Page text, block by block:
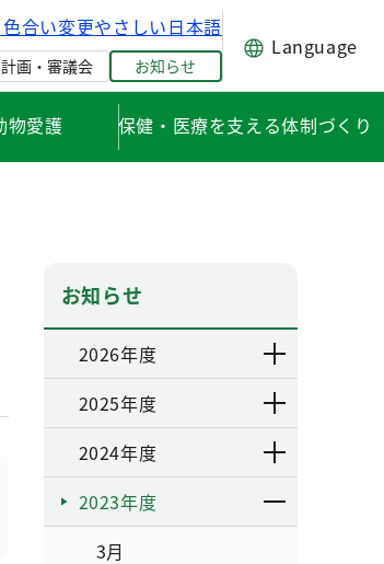
合い変更やさしい日本語
計画・審議会 お知らせ
Language
物愛護 保健・医療を支える体制づくり
お知らせ
2026年度
2025年度
2024年度
2023年度
3月